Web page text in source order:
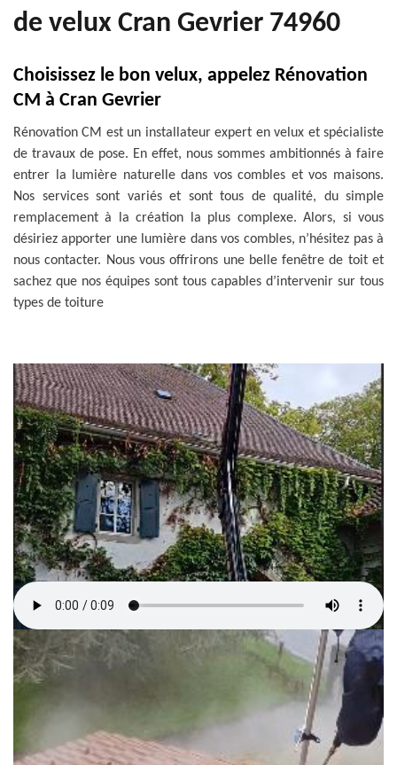
de velux Cran Gevrier 74960
Choisissez le bon velux, appelez Rénovation
CM à Cran Gevrier
Rénovation CM est un installateur expert en velux et spécialiste
de travaux de pose. En effet, nous sommes ambitionnés à faire
entrer la lumière naturelle dans vos combles et vos maisons.
Nos services sont variés et sont tous de qualité, du simple
remplacement à la création la plus complexe. Alors, si vous
désiriez apporter une lumière dans vos combles, n’hésitez pas à
nous contacter. Nous vous offrirons une belle fenêtre de toit et
sachez que nos équipes sont tous capables d’intervenir sur tous
types de toiture